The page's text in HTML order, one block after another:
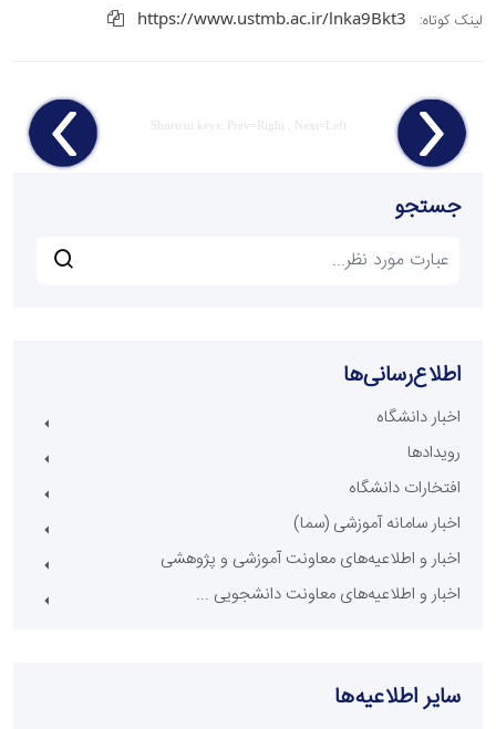
لینک کوتاه:
https://www.ustmb.ac.ir/lnka9Bkt3
Shortcut keys: Prev=Right , Next=Left
جستجو
اطلاع‌رسانی‌ها
اخبار دانشگاه
رویدادها
افتخارات دانشگاه
اخبار سامانه آموزشی (سما)
اخبار و اطلاعیه‌های معاونت آموزشی و پژوهشی
اخبار و اطلاعیه‌های معاونت دانشجویی ...
سایر اطلاعیه‌ها